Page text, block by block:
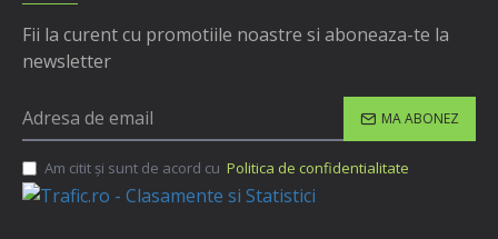
Fii la curent cu promotiile noastre si aboneaza-te la
newsletter
MA ABONEZ
Am citit şi sunt de acord cu Politica de confidentialitate